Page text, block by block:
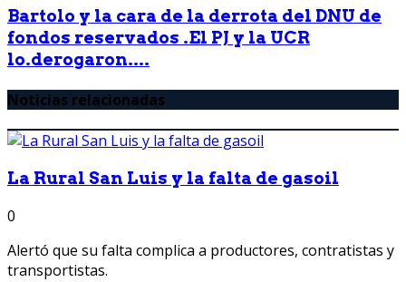
Bartolo y la cara de la derrota del DNU de
fondos reservados .El PJ y la UCR
lo.derogaron....
Noticias relacionadas
La Rural San Luis y la falta de gasoil
0
Alertó que su falta complica a productores, contratistas y
transportistas.